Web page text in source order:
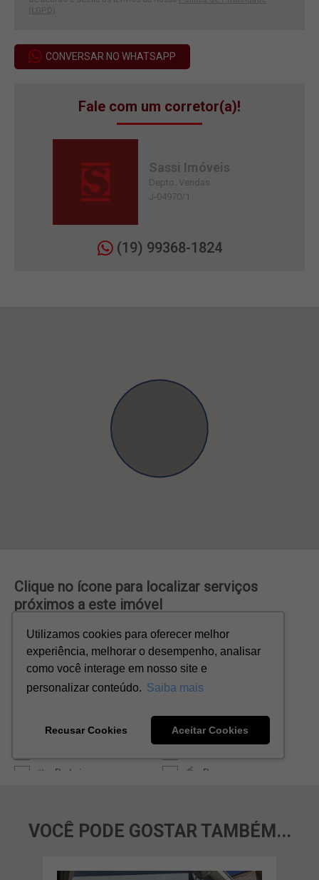
(LGPD)
CONVERSAR NO WHATSAPP
Fale com um corretor(a)!
Sassi Imóveis
Depto. Vendas
J-04970/1
(19) 99368-1824
VOCÊ PODE GOSTAR TAMBÉM...